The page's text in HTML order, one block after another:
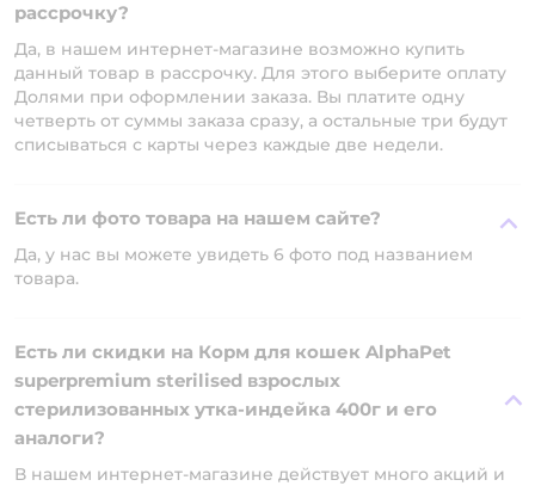
рассрочку?
Да, в нашем интернет-магазине возможно купить
данный товар в рассрочку. Для этого выберите оплату
Долями при оформлении заказа. Вы платите одну
четверть от суммы заказа сразу, а остальные три будут
списываться с карты через каждые две недели.
Есть ли фото товара на нашем сайте?
Да, у нас вы можете увидеть 6 фото под названием
товара.
Есть ли скидки на Корм для кошек AlphaPet
superpremium sterilised взрослых
стерилизованных утка-индейка 400г и его
аналоги?
В нашем интернет-магазине действует много акций и